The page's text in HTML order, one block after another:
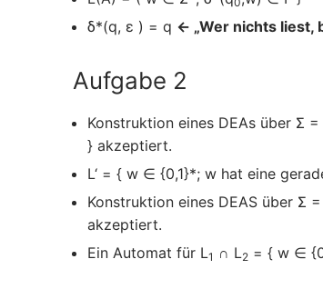
δ*(q, ε ) = q ← „Wer nichts liest,
Aufgabe 2
Konstruktion eines DEAs über Σ
} akzeptiert.
L‘ = { w ∈ {0,1}*; w hat eine
Konstruktion eines DEAS über Σ
akzeptiert.
Ein Automat für L1 ∩ L2 = { w ∈